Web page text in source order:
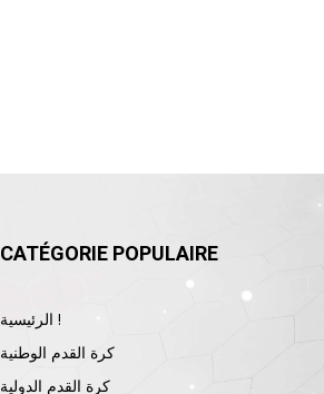
CATÉGORIE POPULAIRE
الرئيسية !
كرة القدم الوطنية
كرة القدم الدولية